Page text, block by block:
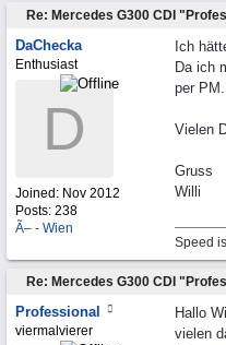
Re: Mercedes G300 CDI
DaChecka
Enthusiast
D
Joined: Nov 2012
Posts: 238
Ã– - Wien
Ich
Da ich
per PM.
Vielen
Gruss
Willi
Speed
Re: Mercedes G300 CDI
Professional
viermalvierer
Hallo
vielen